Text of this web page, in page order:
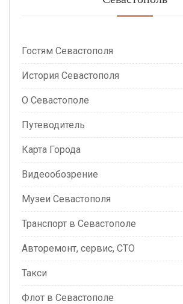
Гостям Севастополя
История Севастополя
О Севастополе
Путеводитель
Карта Города
Видеообозрение
Музеи Севастополя
Транспорт в Севастополе
Авторемонт, сервис, СТО
Такси
Флот в Севастополе